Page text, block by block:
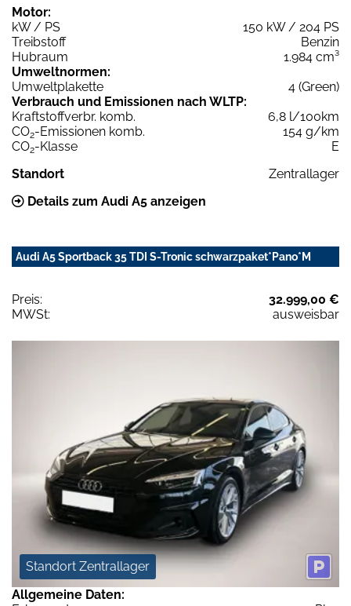
Motor:
kW / PS
150 kW / 204 PS
Treibstoff
Benzin
Hubraum
1.984 cm³
Umweltnormen:
Umweltplakette
4 (Green)
Verbrauch und Emissionen nach WLTP:
Kraftstoffverbr. komb.
6,8 l/100km
CO2-Emissionen komb.
154 g/km
CO2-Klasse
E
Standort
Zentrallager
Details zum Audi A5 anzeigen
Audi A5 Sportback 35 TDI S-Tronic schwarzpaket*Pano*M
Preis:
32.999,00 €
MWSt:
ausweisbar
Standort Zentrallager
Allgemeine Daten: